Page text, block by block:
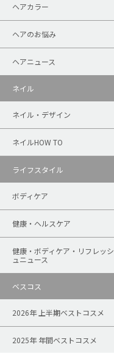
ヘアカラー
ヘアのお悩み
ヘアニュース
ネイル
ネイル・デザイン
ネイルHOW TO
ライフスタイル
ボディケア
健康・ヘルスケア
健康・ボディケア・リフレッシ
ュニュース
ベスコス
2026年 上半期ベストコスメ
2025年 年間ベストコスメ